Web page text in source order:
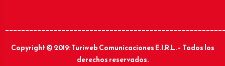
Copyright © 2019: Turiweb Comunicaciones E.I.R.L. – Todos los
derechos reservados.